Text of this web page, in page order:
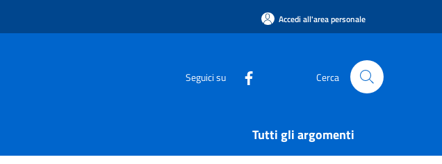
Accedi all'area personale
Seguici su Cerca
Tutti gli argomenti